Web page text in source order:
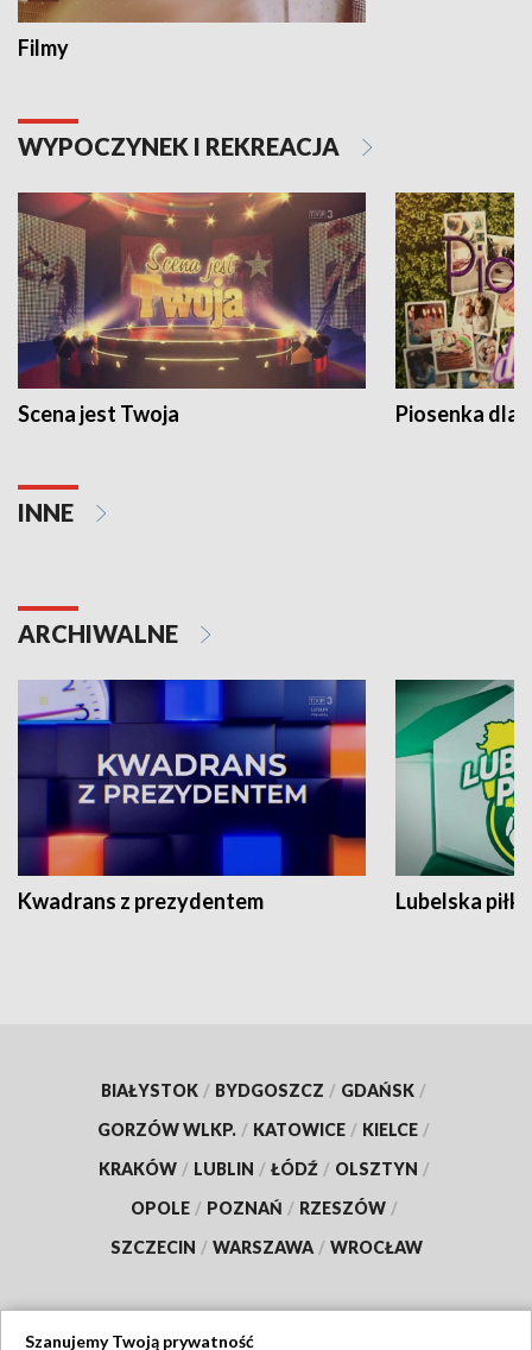
Filmy
WYPOCZYNEK I REKREACJA
Scena jest Twoja Piosenka dla
INNE
ARCHIWALNE
Kwadrans z prezydentem Lubelska piłka
BIAŁYSTOK / BYDGOSZCZ / GDAŃSK /
GORZÓW WLKP. / KATOWICE / KIELCE /
KRAKÓW / LUBLIN / ŁÓDŹ / OLSZTYN /
OPOLE / POZNAŃ / RZESZÓW /
SZCZECIN / WARSZAWA / WROCŁAW
Szanujemy Twoją prywatność